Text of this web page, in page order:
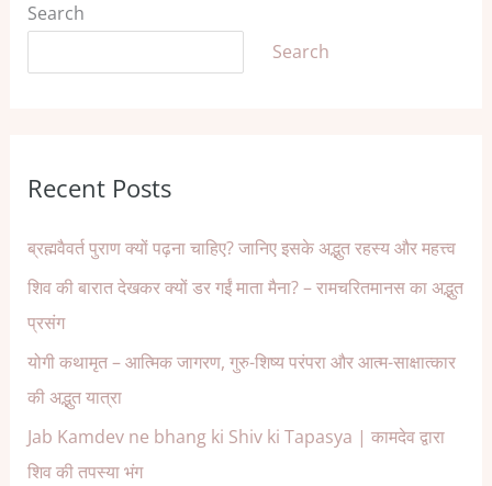
Search
Search
Recent Posts
ब्रह्मवैवर्त पुराण क्यों पढ़ना चाहिए? जानिए इसके अद्भुत रहस्य और महत्त्व
शिव की बारात देखकर क्यों डर गईं माता मैना? – रामचरितमानस का अद्भुत
प्रसंग
योगी कथामृत – आत्मिक जागरण, गुरु-शिष्य परंपरा और आत्म-साक्षात्कार
की अद्भुत यात्रा
Jab Kamdev ne bhang ki Shiv ki Tapasya | कामदेव द्वारा
शिव की तपस्या भंग